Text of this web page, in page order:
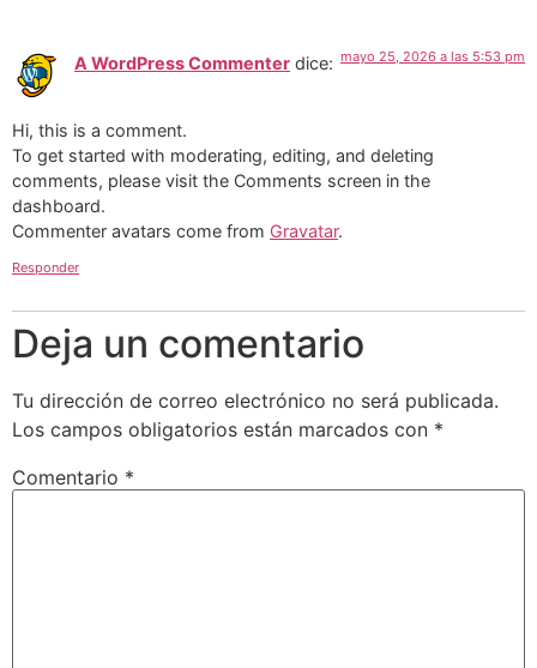
A WordPress Commenter dice: mayo 25, 2026 a las 5:53 pm
Hi, this is a comment.
To get started with moderating, editing, and deleting
comments, please visit the Comments screen in the
dashboard.
Commenter avatars come from Gravatar.
Responder
Deja un comentario
Tu dirección de correo electrónico no será publicada.
Los campos obligatorios están marcados con *
Comentario *